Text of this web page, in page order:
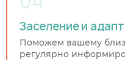
Заселение и
Поможем вашему
регулярно